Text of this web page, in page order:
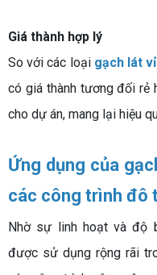
Giá thành hợp lý
So với các loại gạch lát
có giá thành tương đối rẻ
cho dự án, mang lại hiệu
Ứng dụng của
các công trình đô
Nhờ sự linh hoạt và độ
được sử dụng rộng rãi